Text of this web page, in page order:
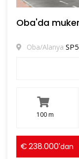
Oba'da
Oba/Alanya
100 m
238.000'dan